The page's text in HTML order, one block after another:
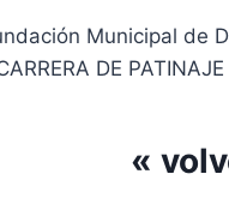
Municipal de
DE
«